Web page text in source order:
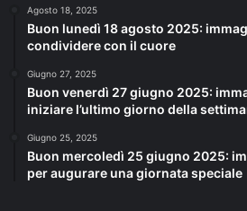
Agosto 18, 2025
Buon lunedì 18 agosto 2025:
condividere con il cuore
Giugno 27, 2025
Buon venerdì 27 giugno 2025:
iniziare l’ultimo giorno della
Giugno 25, 2025
Buon mercoledì 25 giugno 2025:
per augurare una giornata speciale